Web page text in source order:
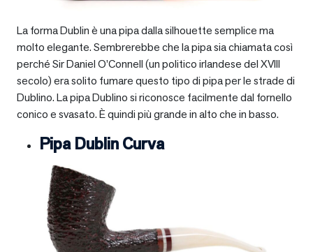
La forma Dublin è una pipa dalla silhouette semplice ma
molto elegante. Sembrerebbe che la pipa sia chiamata così
perché Sir Daniel O’Connell (un politico irlandese del XVIII
secolo) era solito fumare questo tipo di pipa per le strade di
Dublino. La pipa Dublino si riconosce facilmente dal fornello
conico e svasato. È quindi più grande in alto che in basso.
Pipa Dublin Curva